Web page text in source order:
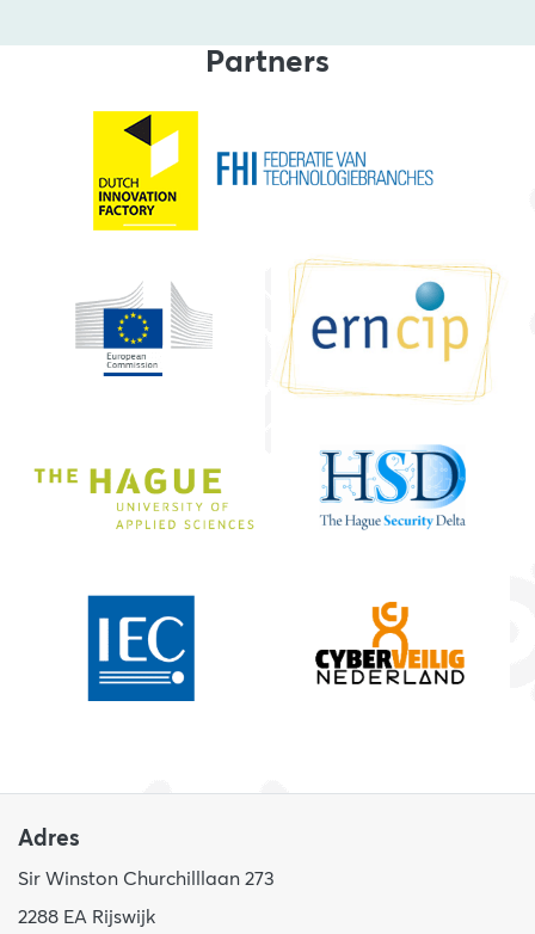
Partners
Adres
Sir Winston Churchilllaan 273
2288 EA Rijswijk